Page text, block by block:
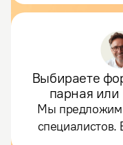
Выбираете
парная или
Мы предложим